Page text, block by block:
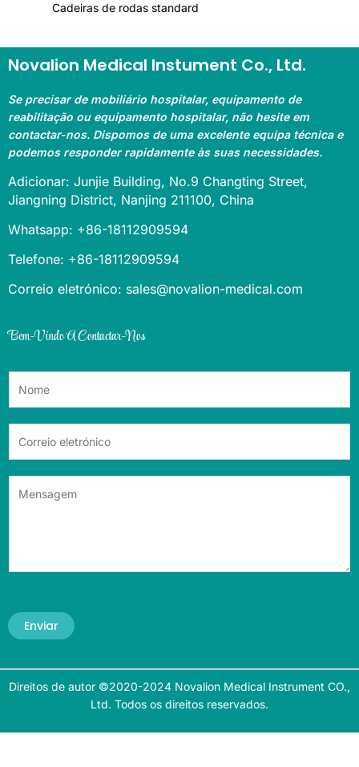
Cadeiras de rodas standard
Novalion Medical Instument Co., Ltd.
Se precisar de mobiliário hospitalar, equipamento de
reabilitação ou equipamento hospitalar, não hesite em
contactar-nos. Dispomos de uma excelente equipa técnica e
podemos responder rapidamente às suas necessidades.
Adicionar: Junjie Building, No.9 Changting Street,
Jiangning District, Nanjing 211100, China
Whatsapp: +86-18112909594
Telefone: +86-18112909594
Correio eletrónico: sales@novalion-medical.com
Bem-Vindo A Contactar-Nos
Enviar
Direitos de autor ©2020-2024 Novalion Medical Instrument CO.,
Ltd. Todos os direitos reservados.